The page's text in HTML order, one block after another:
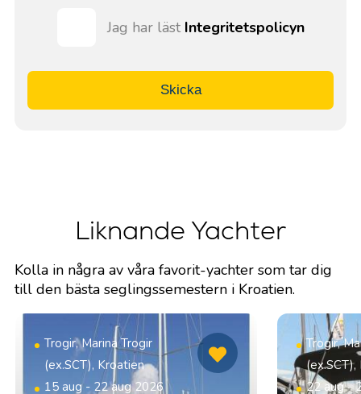
Jag har läst Integritetspolicyn
Skicka
Liknande Yachter
Kolla in några av våra favorit-yachter som tar dig
till den bästa seglingssemestern i Kroatien.
Trogir, Marina Trogir
(ex.SCT), Kroatien
15 aug - 22 aug 2026
Trogir,
22 aug -